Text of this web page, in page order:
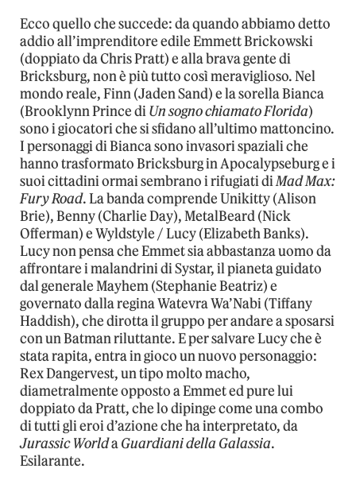
Ecco quello che succede: da quando abbiamo detto
addio all’imprenditore edile Emmett Brickowski
(doppiato da Chris Pratt) e alla brava gente di
Bricksburg, non è più tutto così meraviglioso. Nel
mondo reale, Finn (Jaden Sand) e la sorella Bianca
(Brooklynn Prince diUn sogno chiamato Florida)
sono i giocatori che si sfidano all’ultimo mattoncino.
I personaggi di Bianca sono invasori spaziali che
hanno trasformato Bricksburg in Apocalypseburg e i
suoi cittadini ormai sembrano i rifugiati diMad Max:
Fury Road. La banda comprende Unikitty (Alison
Brie), Benny (Charlie Day), MetalBeard (Nick
Offerman) e Wyldstyle / Lucy (Elizabeth Banks).
Lucy non pensa che Emmet sia abbastanza uomo da
affrontare i malandrini di Systar, il pianeta guidato
dal generale Mayhem (Stephanie Beatriz) e
governato dalla regina Watevra Wa’Nabi (Tiffany
Haddish), che dirotta il gruppo per andare a sposarsi
con un Batman riluttante. E per salvare Lucy che è
stata rapita, entra in gioco un nuovo personaggio:
Rex Dangervest, un tipo molto macho,
diametralmente opposto a Emmet ed pure lui
doppiato da Pratt, che lo dipinge come una combo
di tutti gli eroi d’azione che ha interpretato, da
Jurassic WorldaGuardiani della Galassia.
Esilarante.